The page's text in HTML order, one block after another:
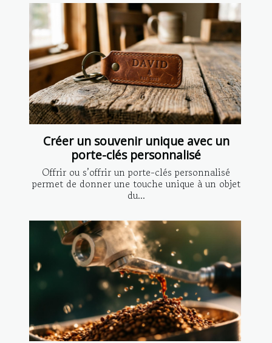
Créer un souvenir unique avec un
porte-clés personnalisé
Offrir ou s’offrir un porte-clés personnalisé
permet de donner une touche unique à un objet
du...